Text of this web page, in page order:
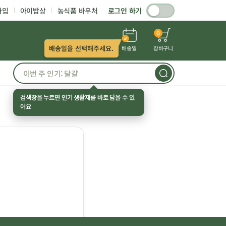
입 아이밥상 농식품 바우처 로그인 하기
배송일
배송일을 선택해주세요.
0
장바구니
검색창을 누르면 인기 생활재를 바로 담을 수 있
어요